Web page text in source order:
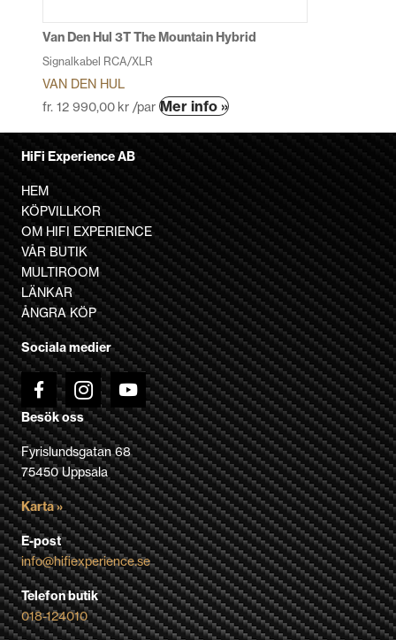
produktsidan
Van Den Hul 3T The Mountain Hybrid
Signalkabel RCA/XLR
VAN DEN HUL
fr. 12 990,00 kr /par Mer info »Den
varianter.
De
olika
alternativen
kan
väljas
på
produktsidan
HiFi Experience AB
HEM
KÖPVILLKOR
OM HIFI EXPERIENCE
VÅR BUTIK
MULTIROOM
LÄNKAR
ÅNGRA KÖP
Sociala medier
Besök oss
Fyrislundsgatan 68
75450 Uppsala
Karta »
E-post
info@hifiexperience.se
Telefon butik
018-124010